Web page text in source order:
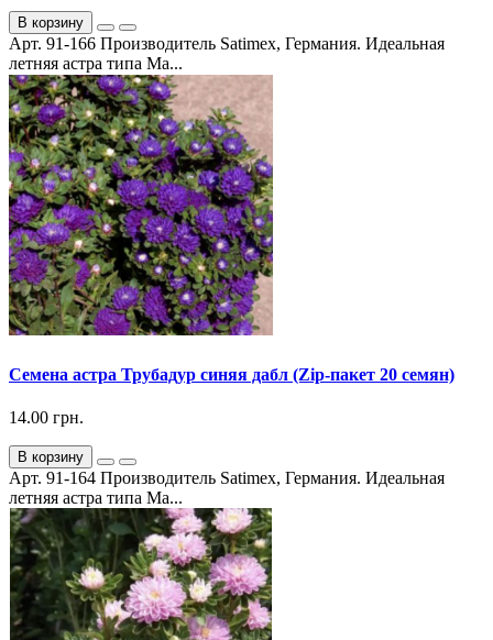
В корзину
Арт. 91-166 Производитель Satimex, Германия. Идеальная
летняя астра типа Ма...
Семена астра Трубадур синяя дабл (Zip-пакет 20 семян)
14.00 грн.
В корзину
Арт. 91-164 Производитель Satimex, Германия. Идеальная
летняя астра типа Ма...